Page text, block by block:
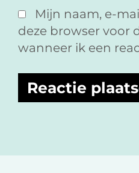
Mijn naam, e-
deze browser voor
wanneer ik een